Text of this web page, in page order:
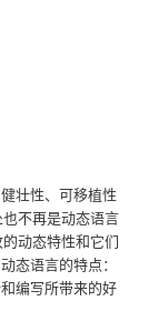
壮性、可移植性
不再是动态语言
动态特性和它们
态语言的特点：
编写所带来的好